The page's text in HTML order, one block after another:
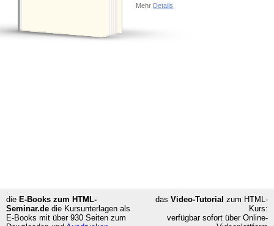
Mehr Details
die E-Books zum HTML-
Seminar.de die Kursunterlagen als
E-Books mit über 930 Seiten zum
das Video-Tutorial zum HTML-
Kurs:
verfügbar sofort über Online-